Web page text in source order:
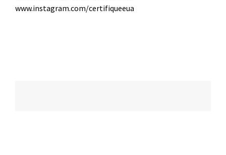
www.instagram.com/certifiqueeua